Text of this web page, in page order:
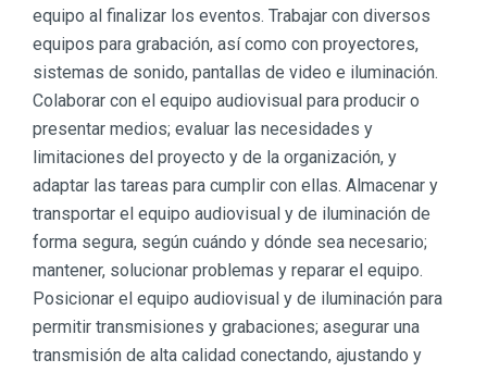
equipo al finalizar los eventos. Trabajar con diversos
equipos para grabación, así como con proyectores,
sistemas de sonido, pantallas de video e iluminación.
Colaborar con el equipo audiovisual para producir o
presentar medios; evaluar las necesidades y
limitaciones del proyecto y de la organización, y
adaptar las tareas para cumplir con ellas. Almacenar y
transportar el equipo audiovisual y de iluminación de
forma segura, según cuándo y dónde sea necesario;
mantener, solucionar problemas y reparar el equipo.
Posicionar el equipo audiovisual y de iluminación para
permitir transmisiones y grabaciones; asegurar una
transmisión de alta calidad conectando, ajustando y